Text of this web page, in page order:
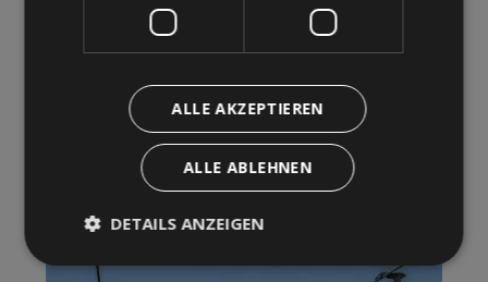
ALLE AKZEPTIEREN
ALLE ABLEHNEN
DETAILS ANZEIGEN